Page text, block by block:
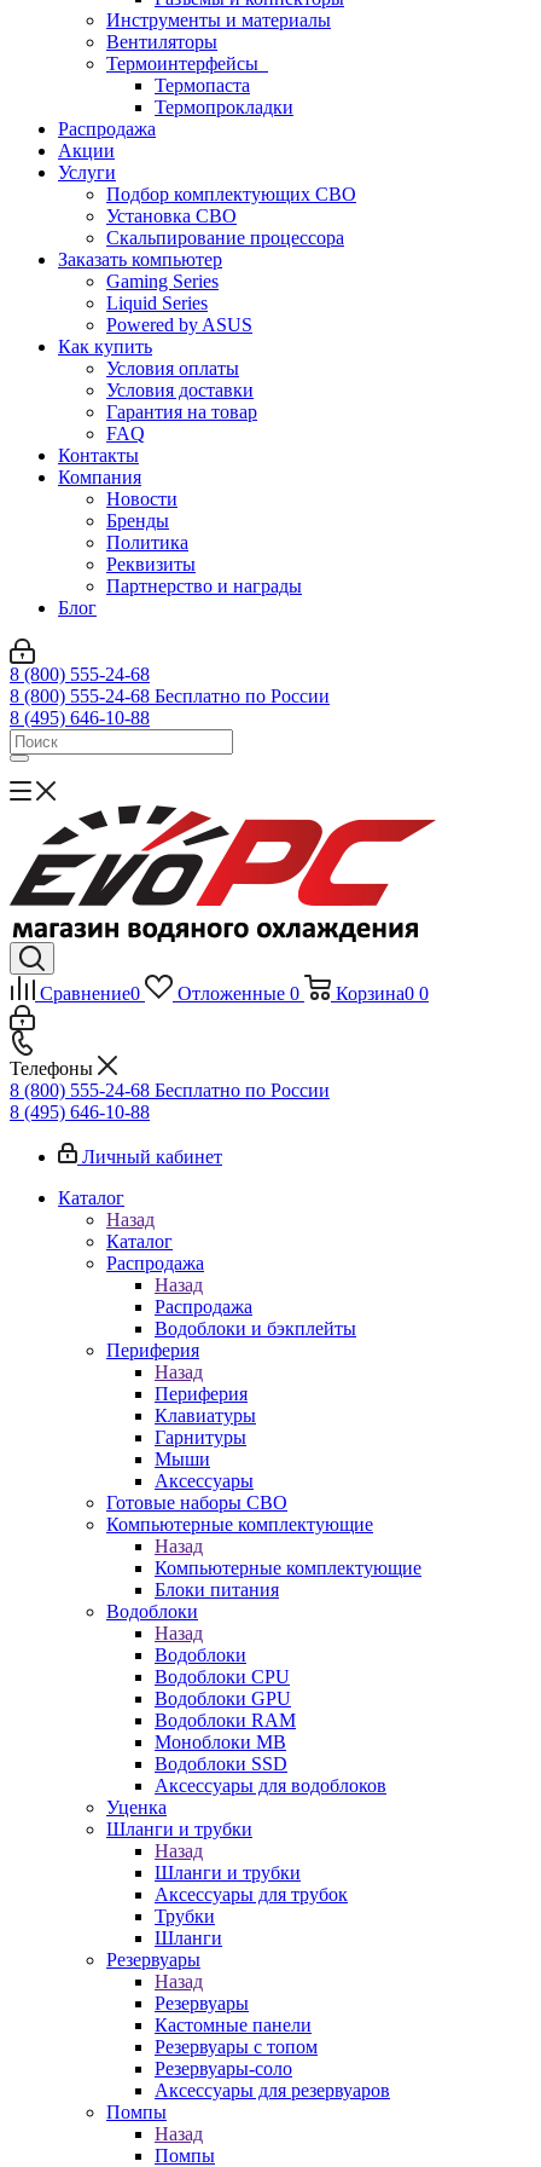
Инструменты и материалы
Вентиляторы
Термоинтерфейсы
Термопаста
Термопрокладки
Распродажа
Акции
Услуги
Подбор комплектующих СВО
Установка СВО
Скальпирование процессора
Заказать компьютер
Gaming Series
Liquid Series
Powered by ASUS
Как купить
Условия оплаты
Условия доставки
Гарантия на товар
FAQ
Контакты
Компания
Новости
Бренды
Политика
Реквизиты
Партнерство и награды
Блог
8 (800) 555-24-68
8 (800) 555-24-68 Бесплатно по России
8 (495) 646-10-88
Сравнение0 Отложенные 0 Корзина0 0
Телефоны
8 (800) 555-24-68 Бесплатно по России
8 (495) 646-10-88
Личный кабинет
Каталог
Назад
Каталог
Распродажа
Назад
Распродажа
Водоблоки и бэкплейты
Периферия
Назад
Периферия
Клавиатуры
Гарнитуры
Мыши
Аксессуары
Готовые наборы СВО
Компьютерные комплектующие
Назад
Компьютерные комплектующие
Блоки питания
Водоблоки
Назад
Водоблоки
Водоблоки CPU
Водоблоки GPU
Водоблоки RAM
Моноблоки MB
Водоблоки SSD
Аксессуары для водоблоков
Уценка
Шланги и трубки
Назад
Шланги и трубки
Аксессуары для трубок
Трубки
Шланги
Резервуары
Назад
Резервуары
Кастомные панели
Резервуары с топом
Резервуары-соло
Аксессуары для резервуаров
Помпы
Назад
Помпы